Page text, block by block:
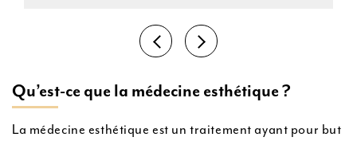
Qu’est-ce que la médecine esthétique ?
La médecine esthétique est un traitement ayant pour but